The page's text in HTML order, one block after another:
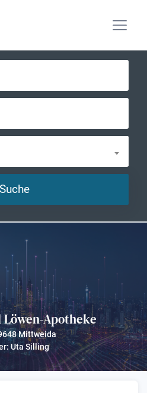
Suche
Apotheke ?
Mittweida
Uta Silling